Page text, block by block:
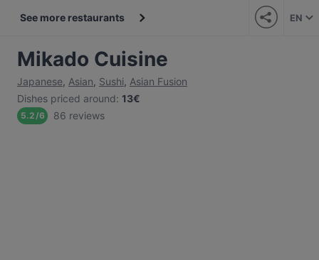
See more restaurants EN
Mikado Cuisine
Japanese, Asian, Sushi, Asian Fusion
Dishes priced around: 13€
5.2/6 86 reviews